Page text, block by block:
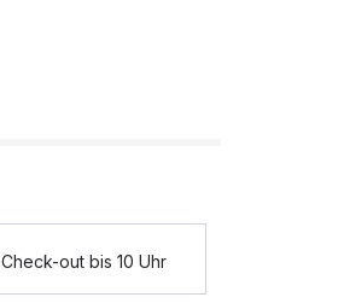
Check-out bis 10 Uhr